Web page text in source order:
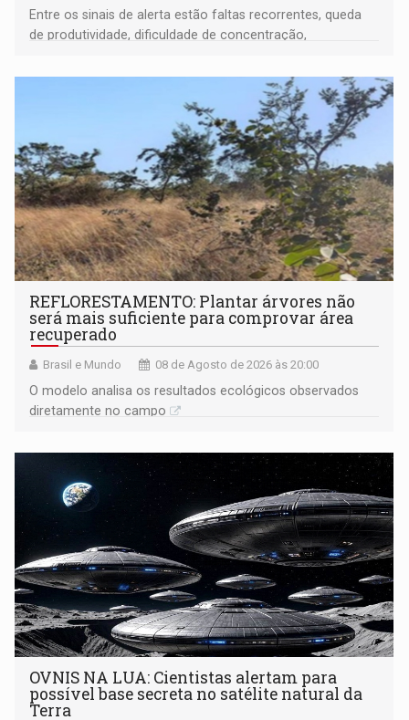
Entre os sinais de alerta estão faltas recorrentes, queda
de produtividade, dificuldade de concentração,
REFLORESTAMENTO: Plantar árvores não
será mais suficiente para comprovar área
recuperado
Brasil e Mundo 08 de Agosto de 2026 às 20:00
O modelo analisa os resultados ecológicos observados
diretamente no campo
OVNIS NA LUA: Cientistas alertam para
possível base secreta no satélite natural da
Terra